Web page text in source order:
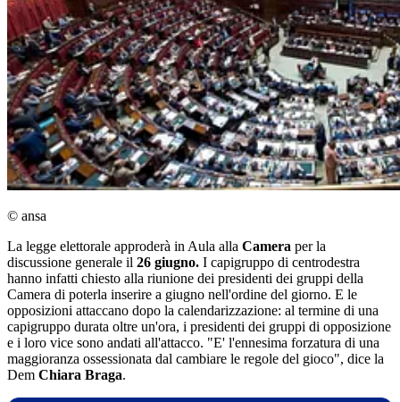
© ansa
La legge elettorale approderà in Aula alla Camera per la
discussione generale il 26 giugno. I capigruppo di centrodestra
hanno infatti chiesto alla riunione dei presidenti dei gruppi della
Camera di poterla inserire a giugno nell'ordine del giorno. E le
opposizioni attaccano dopo la calendarizzazione: al termine di una
capigruppo durata oltre un'ora, i presidenti dei gruppi di opposizione
e i loro vice sono andati all'attacco. "E' l'ennesima forzatura di una
maggioranza ossessionata dal cambiare le regole del gioco", dice la
Dem Chiara Braga.